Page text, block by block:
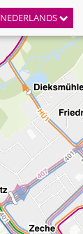
NEDERLANDS